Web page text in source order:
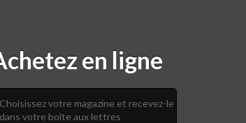
en ligne
Choisissez votre magazine et recevez-le
dans votre boîte aux lettres